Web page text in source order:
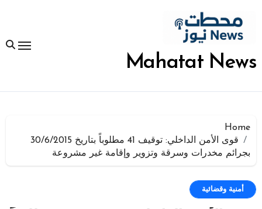
المحتوى
Mahatat News
Home
قوى الأمن الداخلي: توقيف 41 مطلوباً بتاريخ 30/6/2015
بجرائم مخدرات وسرقة وتزوير وإقامة غير مشروعة
أمنية وقضائية